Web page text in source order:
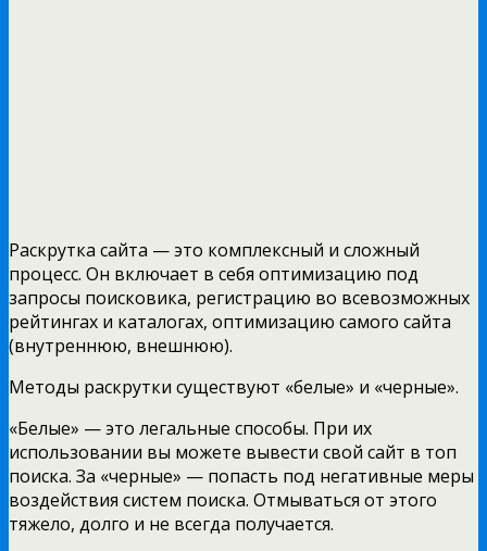
Раскрутка сайта — это комплексный и сложный
процесс. Он включает в себя оптимизацию под
запросы поисковика, регистрацию во всевозможных
рейтингах и каталогах, оптимизацию самого сайта
(внутреннюю, внешнюю).
Методы раскрутки существуют «белые» и «черные».
«Белые» — это легальные способы. При их
использовании вы можете вывести свой сайт в топ
поиска. За «черные» — попасть под негативные меры
воздействия систем поиска. Отмываться от этого
тяжело, долго и не всегда получается.